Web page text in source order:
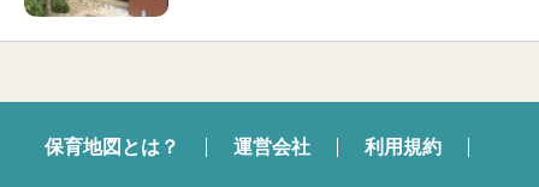
保育地図とは？ 運営会社 利用規約